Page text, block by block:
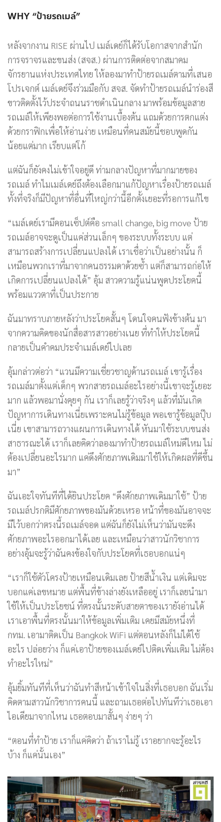
WHY “ป้ายรถเมล์”
หลังจากงาน RISE ผ่านไป เมล์เดย์ก็ได้รับโอกาสจากสำนัก
การจราจรและขนส่ง (สจส.) ผ่านการติดต่อจากสมาคม
จักรยานแห่งประเทศไทย ให้ลองมาทำป้ายรถเมล์ตามที่เสนอ
โปรเจกต์ เมล์เดย์จึงร่วมมือกับ สจส. จัดทำป้ายรถเมล์นำร่องสี
ขาวติดตั้งไว้ประจำถนนราชดำเนินกลาง มาพร้อมข้อมูลสาย
รถเมล์ให้เพียงพอต่อการใช้งานเบื้องต้น แถมด้วยการตกแต่ง
ด้วยกราฟิกเพื่อให้อ่านง่าย เหมือนที่คนสมัยนี้ชอบพูดกัน
น้อยแต่มาก เรียบแต่โก้
แต่ฉันก็ยังคงไม่เข้าใจอยู่ดี ท่ามกลางปัญหาที่มากมายของ
รถเมล์ ทำไมเมล์เดย์ถึงต้องเลือกมาแก้ปัญหาเรื่องป้ายรถเมล์
ทั้งที่จริงก็มีปัญหาที่อื่นที่ใหญ่กว่านี้อีกตั้งเยอะที่รอการแก้ไข
“เมล์เดย์เรามีคอนเซ็ปต์คือ small change, big move ป้าย
รถเมล์อาจจะดูเป็นแค่ส่วนเล็กๆ ของระบบทั้งระบบ แต่
สามารถสร้างการเปลี่ยนแปลงได้ เราเชื่อว่าเป็นอย่างนั้น ก็
เหมือนพวกเราที่มาจากคนธรรมดาด้วยซ้ำ แต่ก็สามารถก่อให้
เกิดการเปลี่ยนแปลงได้” อุ้ม สาวความรู้แน่นพูดประโยคนี้
พร้อมแววตาที่เป็นประกาย
ฉันมาทราบภายหลังว่าประโยคสั้นๆ โดนใจคนฟังข้างต้น มา
จากความคิดของนักสื่อสารสาวอย่างเนย ที่ทำให้ประโยคนี้
กลายเป็นคำคมประจำเมล์เดย์ไปเลย
อุ้มกล่าวต่อว่า “แวนมีความเชี่ยวชาญด้านรถเมล์ เขารู้เรื่อง
รถเมล์มาตั้งแต่เด็กๆ พวกสายรถเมล์อะไรอย่างนี้เขาจะรู้เยอะ
มาก แล้วพอมานั่งคุยๆ กัน เราก็เลยรู้ว่าจริงๆ แล้วที่มันเกิด
ปัญหาการเดินทางเนี่ยเพราะคนไม่รู้ข้อมูล พอเขารู้ข้อมูลปุ๊บ
เนี่ย เขาสามารถวางแผนการเดินทางได้ หันมาใช้ระบบขนส่ง
สาธารณะได้ เราก็เลยคิดว่าลองมาทำป้ายรถเมล์ใหม่ดีไหม ไม่
ต้องเปลี่ยนอะไรมาก แค่ดึงศักยภาพเดิมมาใช้ให้เกิดผลที่ดีขึ้น
มา”
ฉันเอะใจทันทีที่ได้ยินประโยค “ดึงศักยภาพเดิมมาใช้” ป้าย
รถเมล์ปรกติมีศักยภาพของมันด้วยเหรอ หน้าที่ของมันอาจจะ
มีไว้บอกว่าตรงนี้รถเมล์จอด แต่ฉันก็ยังไม่เห็นว่ามันจะดึง
ศักยภาพอะไรออกมาได้เลย และเหมือนว่าสาวนักวิชาการ
อย่างอุ้มจะรู้ว่าฉันคงข้องใจกับประโยคที่เธอบอกแน่ๆ
“เราก็ใช้ตัวโครงป้ายเหมือนเดิมเลย ป้ายสีน้ำเงิน แต่เดิมจะ
บอกแค่เลขหมาย แต่พื้นที่ข้างล่างยังเหลืออยู่ เราก็เลยนำมา
ใช้ให้เป็นประโยชน์ ที่ตรงนั้นระดับสายตาของเรายังอ่านได้
เราเอาพื้นที่ตรงนั้นมาให้ข้อมูลเพิ่มเติม เคยมีสมัยหนึ่งที่
กทม. เอามาติดเป็น Bangkok WiFi แต่ตอนหลังก็ไม่ได้ใช้
อะไร ปล่อยว่าง ก็แค่เอาป้ายของเมล์เดย์ไปติดเพิ่มเติม ไม่ต้อง
ทำอะไรใหม่”
อุ้มยิ้มทันทีที่เห็นว่าฉันทำสีหน้าเข้าใจในสิ่งที่เธอบอก ฉันเริ่ม
คิดตามสาวนักวิชาการคนนี้ และถามเธอต่อไปทันทีว่าเธอเอา
ไอเดียมาจากไหน เธอตอบมาสั้นๆ ง่ายๆ ว่า
“ตอนที่ทำป้าย เราก็แค่คิดว่า ถ้าเราไม่รู้ เราอยากจะรู้อะไร
บ้าง ก็แค่นั้นเอง”